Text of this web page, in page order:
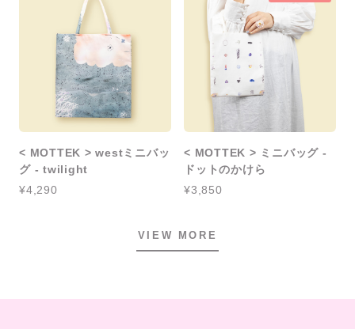
< MOTTEK > westミニバッ
グ - twilight
¥4,290
< MOTTEK > ミニバッグ -
ドットのかけら
¥3,850
VIEW MORE